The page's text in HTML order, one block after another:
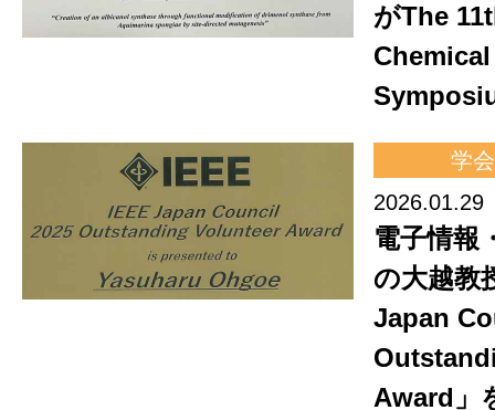
がThe
学会
2026.01.29
電子情報
の大越教
Japan
Award」